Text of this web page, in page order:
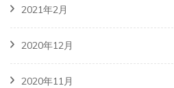
2021年2月
2020年12月
2020年11月